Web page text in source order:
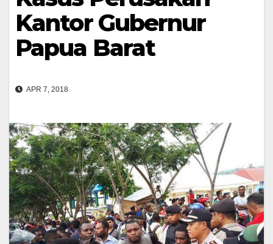
Kantor Gubernur
Papua Barat
APR 7, 2018